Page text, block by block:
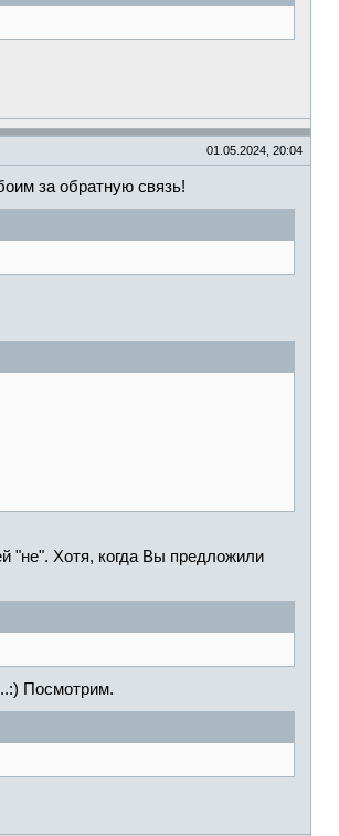
01.05.2024, 20:04
за обратную связь!
"не". Хотя, когда Вы предложили
Посмотрим.